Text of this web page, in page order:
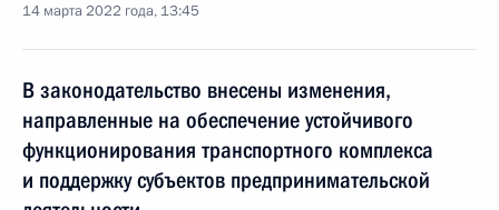
14 марта 2022 года, 13:45
В законодательство внесены изменения,
направленные на обеспечение устойчивого
функционирования транспортного комплекса
и поддержку субъектов предпринимательской